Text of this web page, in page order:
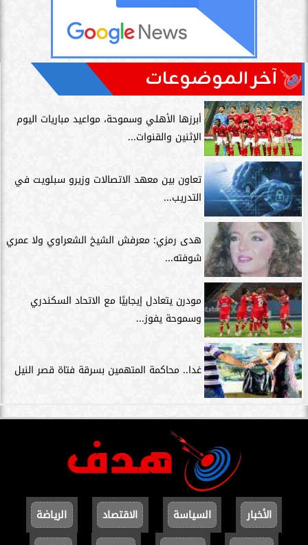
آخر الموضوعات
أبرزها الأهلي وسموحة، مواعيد مباريات اليوم
الإثنين والقنوات...
تعاون بين معهد الاتصالات وزيرو سبلويت في
التدريب...
هدى رمزي: معرفش الشيخ الشعراوي ولا عمري
شوفته...
مودرن يتعادل إيجابيًا مع الاتحاد السكندري
وسموحة يفوز...
غدا.. محاكمة المتهمين بسرقة فتاة قصر النيل
الأخبار السياسة الاقتصاد
الرياضة